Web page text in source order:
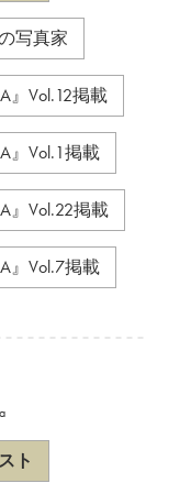
写真家
』Vol.12掲載
』Vol.1掲載
』Vol.22掲載
』Vol.7掲載
ト